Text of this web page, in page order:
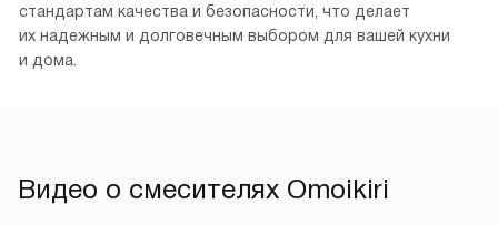
стандартам качества и безопасности, что делает
их надежным и долговечным выбором для вашей кухни
и дома.
Видео о смесителях Omoikiri